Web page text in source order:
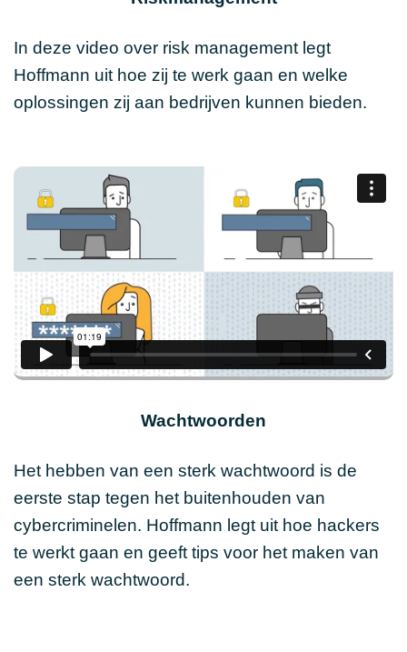
In deze video over risk management legt
Hoffmann uit hoe zij te werk gaan en welke
oplossingen zij aan bedrijven kunnen bieden.
Wachtwoorden
Het hebben van een sterk wachtwoord is de
eerste stap tegen het buitenhouden van
cybercriminelen. Hoffmann legt uit hoe hackers
te werkt gaan en geeft tips voor het maken van
een sterk wachtwoord.